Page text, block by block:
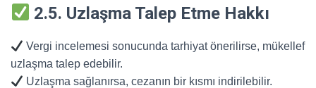
2.5. Uzlaşma Talep Etme Hakkı
Vergi incelemesi sonucunda tarhiyat önerilirse, mükellef
uzlaşma talep edebilir.
Uzlaşma sağlanırsa, cezanın bir kısmı indirilebilir.